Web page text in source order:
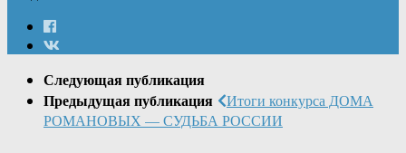
Следующая публикация
Предыдущая публикация
Итоги конкурса ДОМА
РОМАНОВЫХ — СУДЬБА РОССИИ